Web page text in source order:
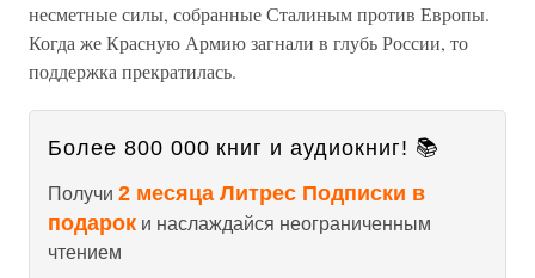
несметные силы, собранные Сталиным против Европы.
Когда же Красную Армию загнали в глубь России, то
поддержка прекратилась.
Более 800 000 книг и аудиокниг! 📚
Получи 2 месяца Литрес Подписки в
подарок и наслаждайся неограниченным
чтением